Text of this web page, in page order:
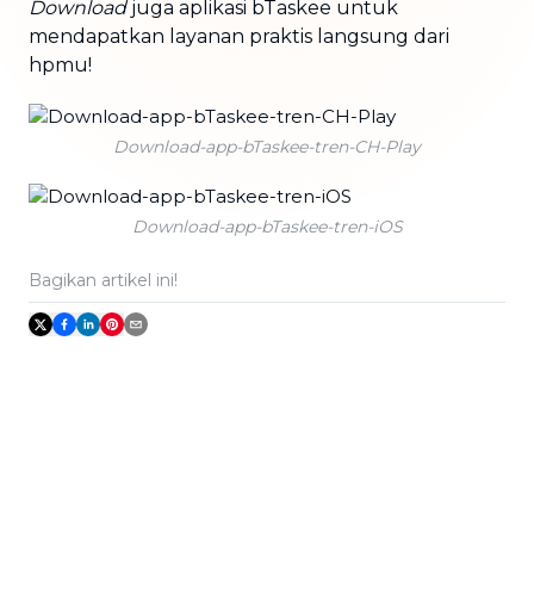
Downloadjuga aplikasi bTaskee untuk
mendapatkan layanan praktis langsung dari
hpmu!
Download-app-bTaskee-tren-CH-Play
Download-app-bTaskee-tren-iOS
Bagikan artikel ini!